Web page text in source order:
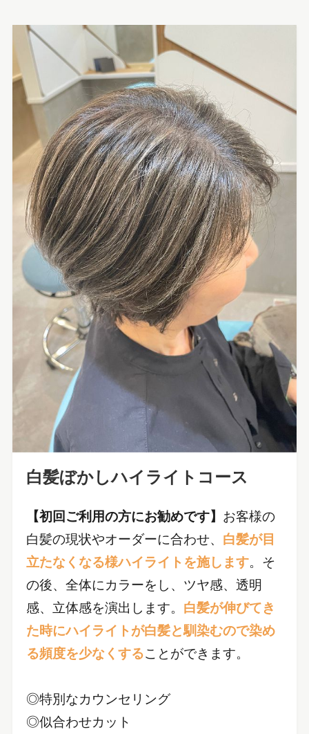
白髪ぼかしハイライトコース
【初回ご利用の方にお勧めです】 お客様の
白髪の現状やオーダーに合わせ、 白髪が目
立たなくなる様ハイライトを施します。そ
の後、全体にカラーをし、ツヤ感、透明
感、立体感を演出します。 白髪が伸びてき
た時にハイライトが白髪と馴染むので染め
る頻度を少なくすることができます。
◎特別なカウンセリング
◎似合わせカット